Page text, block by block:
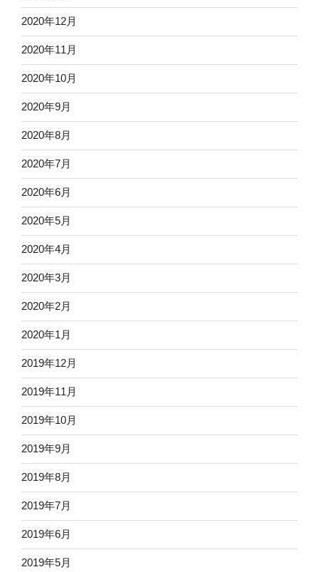
2020年12月
2020年11月
2020年10月
2020年9月
2020年8月
2020年7月
2020年6月
2020年5月
2020年4月
2020年3月
2020年2月
2020年1月
2019年12月
2019年11月
2019年10月
2019年9月
2019年8月
2019年7月
2019年6月
2019年5月